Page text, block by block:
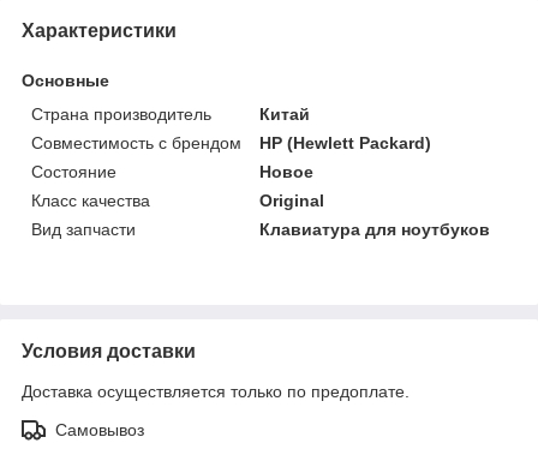
Характеристики
Основные
Страна производитель
Китай
Совместимость с брендом
HP (Hewlett Packard)
Состояние
Новое
Класс качества
Original
Вид запчасти
Клавиатура для ноутбуков
Условия доставки
Доставка осуществляется только по предоплате.
Самовывоз